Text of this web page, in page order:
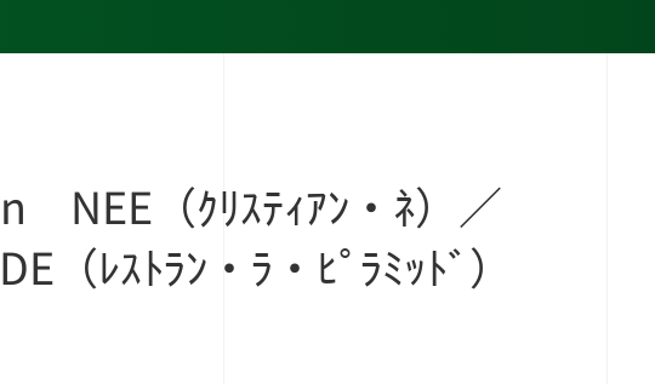
（ｸﾘｽﾃｨｱﾝ・ﾈ）／
ﾚｽﾄﾗﾝ・ﾗ・ﾋﾟﾗﾐｯﾄﾞ）